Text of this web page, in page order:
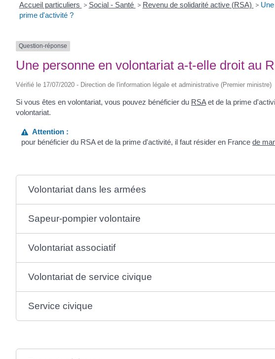
Accueil particuliers > Social - Santé > Revenu de solidarité active (RSA) >
prime d'activité ?
Question-réponse
Une personne en volontariat a-t-elle droit au
Vérifié le 17/07/2020 - Direction de l'information légale et administrative (Premier ministre)
Si vous êtes en volontariat, vous pouvez bénéficier du RSAet de la prime
volontariat.
Attention :
pour bénéficier du RSA et de la prime d'activité, il faut résider en Francede
Volontariat dans les armées
Sapeur-pompier volontaire
Volontariat associatif
Volontariat de service civique
Service civique